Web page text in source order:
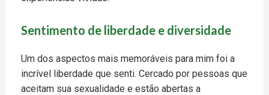
Sentimento de liberdade e diversidade
Um dos aspectos mais memoráveis ​​para mim foi a
incrível liberdade que senti. Cercado por pessoas que
aceitam sua sexualidade e estão abertas a